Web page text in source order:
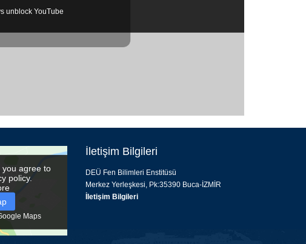
unblock YouTube
you agree to
policy.
Maps
İletişim Bilgileri
DEÜ Fen Bilimleri Enstitüsü
Merkez Yerleşkesi, Pk:35390 Buca-İZMİR
İletişim Bilgileri